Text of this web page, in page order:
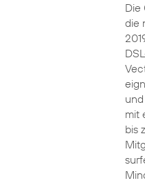
Die
die
mit
bis